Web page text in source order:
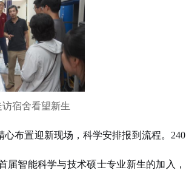
访宿舍看望新生
布置迎新现场，科学安排报到流程。240
智能科学与技术硕士专业新生的加入，